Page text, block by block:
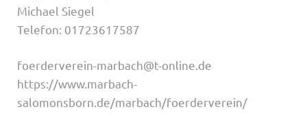
Michael Siegel
Telefon: 01723617587
foerderverein-marbach@t-online.de
https://www.marbach-
salomonsborn.de/marbach/foerderverein/